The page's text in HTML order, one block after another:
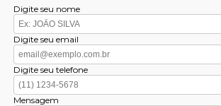
Digite seu nome
Digite seu email
Digite seu telefone
Mensagem